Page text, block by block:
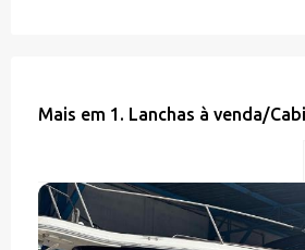
Mais em 1. Lanchas à venda/